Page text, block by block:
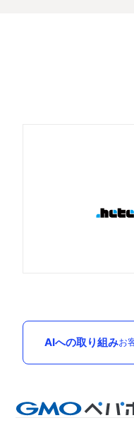
AIへの取り組みお